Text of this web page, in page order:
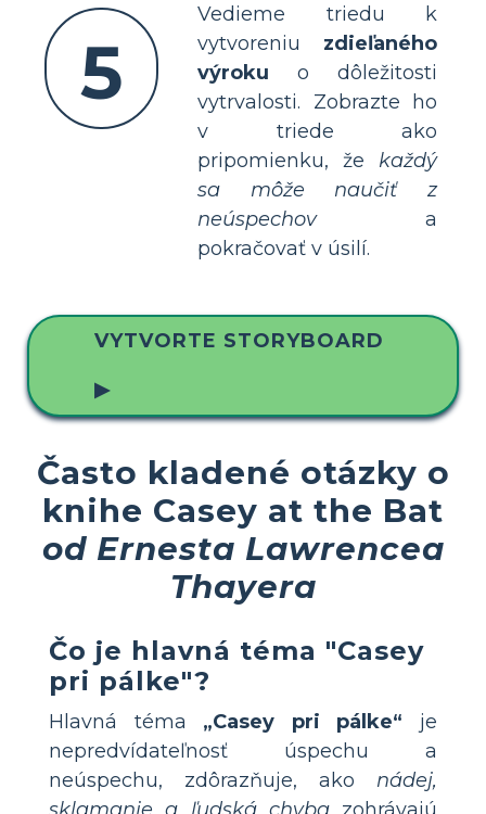
5
Vedieme triedu k
vytvoreniu zdieľaného
výroku o dôležitosti
vytrvalosti. Zobrazte ho
v triede ako
pripomienku, že každý
sa môže naučiť z
neúspechova
pokračovať v úsilí.
VYTVORTE STORYBOARD
▶
Často kladené otázky o
knihe Casey at the Bat
od Ernesta Lawrencea
Thayera
Čo je hlavná téma "Casey
pri pálke"?
Hlavná téma „Casey pri pálke“ je
nepredvídateľnosť úspechu a
neúspechu, zdôrazňuje, ako nádej,